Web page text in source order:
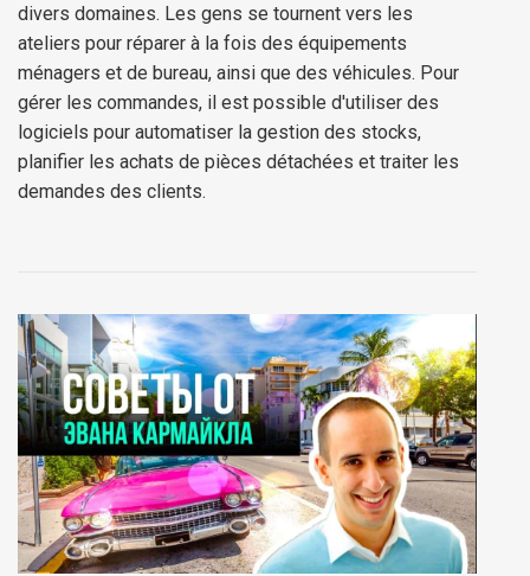
divers domaines. Les gens se tournent vers les
ateliers pour réparer à la fois des équipements
ménagers et de bureau, ainsi que des véhicules. Pour
gérer les commandes, il est possible d'utiliser des
logiciels pour automatiser la gestion des stocks,
planifier les achats de pièces détachées et traiter les
demandes des clients.